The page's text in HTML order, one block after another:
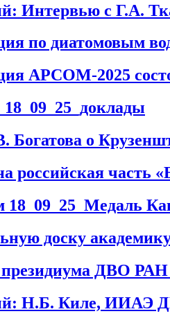
Интервью с Г.А.
по диатомовым
APCOM-2025
Богатова о
российская часть
18_09_25_Медаль
доску
президиума ДВО РАН
Н.Б. Киле, ИИАЭ